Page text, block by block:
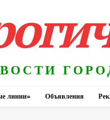
линии» Объявления